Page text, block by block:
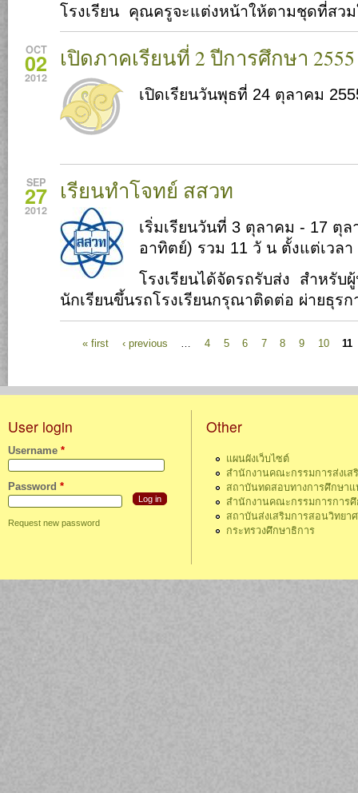
โรงเรียน คุณครูจะแต่งหน้าให้ตามชุดที่สว
OCT
02
2012
เปิดภาคเรียนที่ 2 ปีการศึกษา 2555
เปิดเรียนวันพุธที่ 24 ตุลาคม
SEP
27
2012
เรียนทำโจทย์ สสวท
เริ่มเรียนวันที่ 3 ตุลาคม - 17 ตุ
อาทิตย์) รวม 11 วั น ตั้งแต่เวล
โรงเรียนได้จัดรถรับส่ง สำหรับ
นักเรียนขึ้นรถโรงเรียนกรุณาติดต่อ ผ่ายธุรก
« first ‹ previous 4 5 6 7 8 9 10 11
User login
Username *
Password *
Request new password
Other
แผนผังเว็บไซต์
สำนักงานคณะกรรมการส่งเ
สถาบันทดสอบทางการศึกษา
สำนักงานคณะกรรมการการ
สถาบันส่งเสริมการสอนวิทยา
กระทรวงศึกษาธิการ